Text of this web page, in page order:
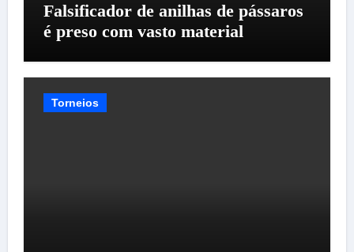
Falsificador de anilhas de pássaros
é preso com vasto material
Torneios